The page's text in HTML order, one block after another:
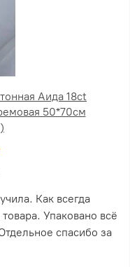
Аида 18ct
50*70см
Как всегда
Упаковано всё
спасибо за